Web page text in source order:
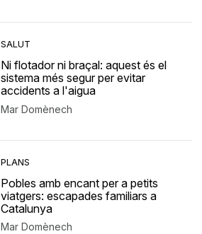
SALUT
Ni flotador ni braçal: aquest és el
sistema més segur per evitar
accidents a l'aigua
Mar Domènech
PLANS
Pobles amb encant per a petits
viatgers: escapades familiars a
Catalunya
Mar Domènech